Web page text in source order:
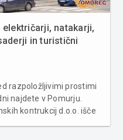
natakarji,
in turistični
razpoložljivimi prostimi
najdete v Pomurju.
kontrukcij d.o.o. išče